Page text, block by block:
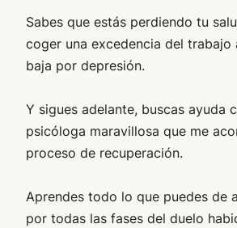
Sabes que estás perdiendo tu
coger una excedencia del trabajo
baja por depresión.
Y sigues adelante, buscas ayuda
psicóloga maravillosa que me
proceso de recuperación.
Aprendes todo lo que puedes de
por todas las fases del duelo